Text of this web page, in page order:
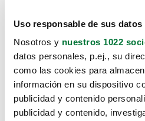
Uso responsable de sus datos
Nosotros y nuestros 1022
datos personales, p.ej., su
como las cookies para
información en su dispositivo
publicidad y contenido
publicidad y contenido,
Lo sentimos, no
te hemos traido